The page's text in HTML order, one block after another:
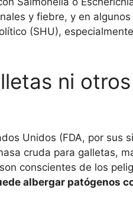
y fiebre, y en algunos
(SHU),
ni otros
Unidos (FDA, por sus
cruda para galletas,
conscientes de los
albergar patógenos